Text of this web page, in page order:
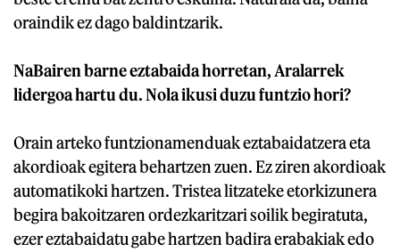
oraindik ez dago baldintzarik.
NaBairen barne eztabaida horretan, Aralarrek
lidergoa hartu du. Nola ikusi duzu funtzio hori?
Orain arteko funtzionamenduak eztabaidatzera eta
akordioak egitera behartzen zuen. Ez ziren akordioak
automatikoki hartzen. Tristea litzateke etorkizunera
begira bakoitzaren ordezkaritzari soilik begiratuta,
ezer eztabaidatu gabe hartzen badira erabakiak edo